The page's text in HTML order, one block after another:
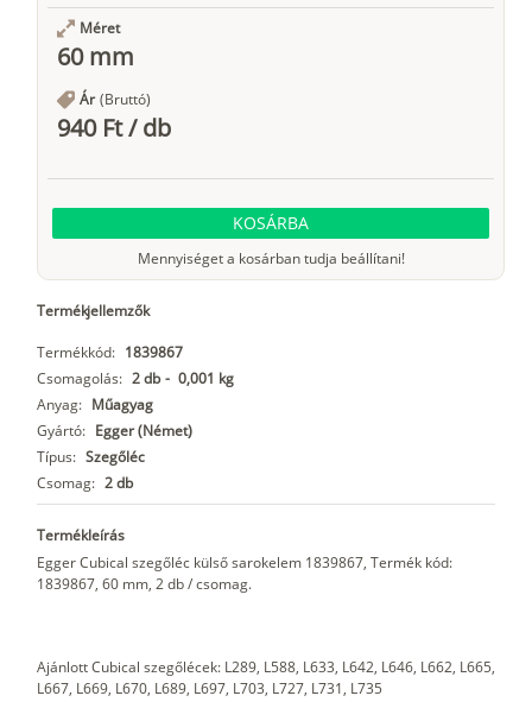
Méret
60 mm
Ár (Bruttó)
940 Ft/db
KOSÁRBA
Mennyiséget a kosárban tudja beállítani!
Termékjellemzők
Termékkód: 1839867
Csomagolás: 2 db - 0,001 kg
Anyag: Műagyag
Gyártó: Egger (Német)
Típus: Szegőléc
Csomag: 2 db
Termékleírás
Egger Cubical szegőléc külső sarokelem 1839867, Termék kód:
1839867, 60 mm, 2 db / csomag.
Ajánlott Cubical szegőlécek: L289, L588, L633, L642, L646, L662, L665,
L667, L669, L670, L689, L697, L703, L727, L731, L735